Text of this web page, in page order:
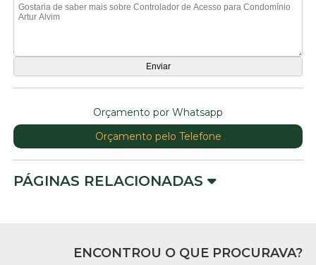
Orçamento por Whatsapp
Orçamento pelo Telefone
PÁGINAS RELACIONADAS
ENCONTROU O QUE PROCURAVA?